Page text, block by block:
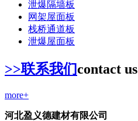
泄爆隔墙板
网架屋面板
栈桥通道板
泄爆屋面板
>>联系我们contact us
more+
河北盈义德建材有限公司